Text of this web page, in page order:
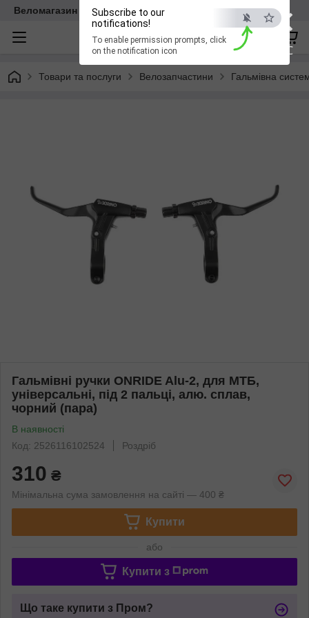
×
ESC
Subscribe to our
notifications!
To enable permission prompts, click
on the notification icon
Веломагазин EasyBike
Товари та послуги Велозапчастини Гальмівна
Гальмівні ручки ONRIDE Alu-2, для МТБ,
універсальні, під 2 пальці, алю. сплав,
чорний (пара)
В наявності
Код: 2526116102524
Роздріб
310 ₴
Мінімальна сума замовлення на сайті — 400 ₴
Купити
або
Купити з
Що таке купити з Пром?